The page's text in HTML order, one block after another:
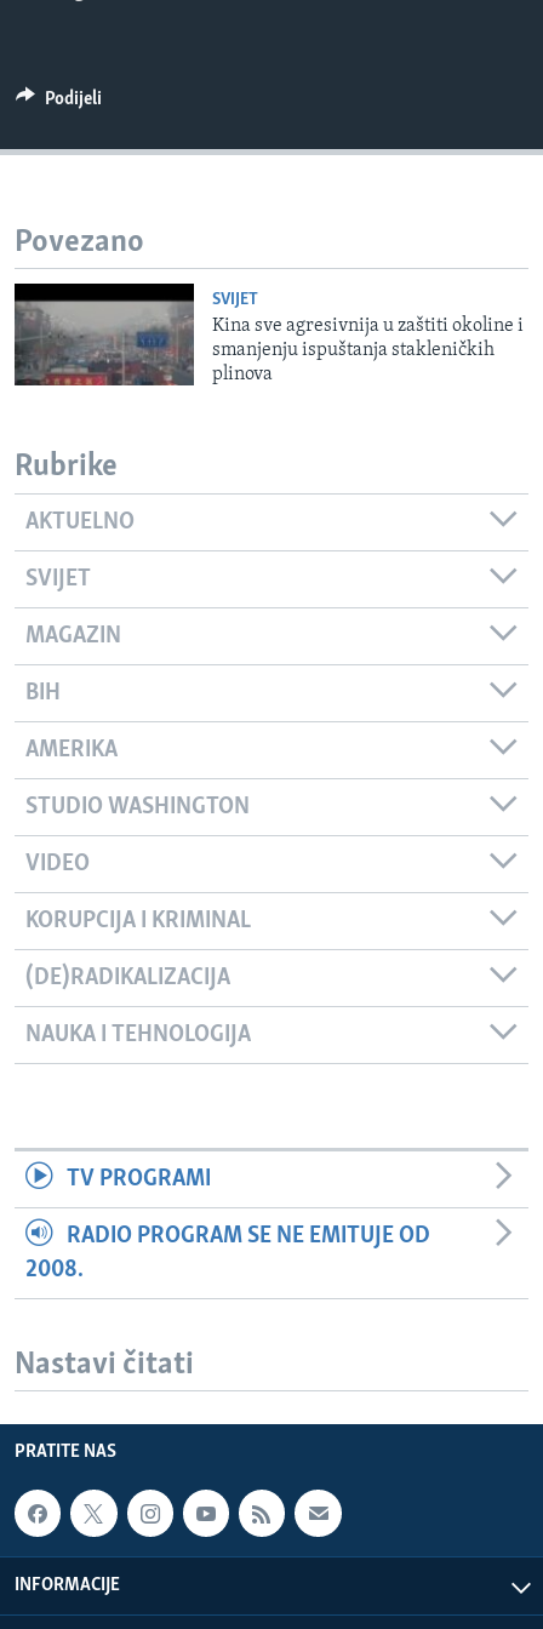
Jezici
Podijeli
Povezano
SVIJET
Kina sve agresivnija u zaštiti okoline i
smanjenju ispuštanja stakleničkih
plinova
Rubrike
AKTUELNO
SVIJET
MAGAZIN
BIH
AMERIKA
STUDIO WASHINGTON
VIDEO
KORUPCIJA I KRIMINAL
(DE)RADIKALIZACIJA
NAUKA I TEHNOLOGIJA
TV PROGRAMI
RADIO PROGRAM SE NE EMITUJE OD
2008.
Nastavi čitati
PRATITE NAS
INFORMACIJE